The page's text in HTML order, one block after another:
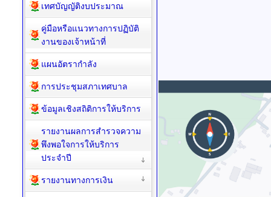
เทศบัญญัติงบประมาณ
คู่มือหรือแนวทางการปฏิบัติ
งานของเจ้าหน้าที่
แผนอัตรากำลัง
การประชุมสภาเทศบาล
ข้อมูลเชิงสถิติการให้บริการ
รายงานผลการสำรวจความ
พึงพอใจการให้บริการ
ประจำปี
รายงานทางการเงิน